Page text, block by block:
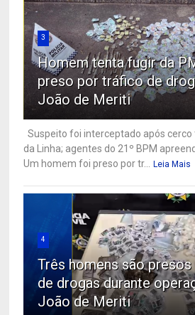
3
Homem tenta fugir da
preso por tráfico de
João de Meriti
Suspeito foi interceptado após
da Linha; agentes do 21º BPM
Um homem foi preso por tr... Leia Mais
4
Três homens são
de drogas durante
João de Meriti